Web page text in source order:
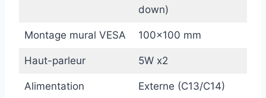
down)
Montage mural VESA 100×100 mm
Haut-parleur 5W x2
Alimentation Externe (C13/C14)